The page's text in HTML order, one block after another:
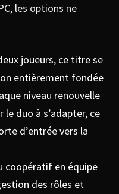
les options ne
joueurs, ce titre se
entièrement fondée
niveau renouvelle
duo à s’adapter, ce
d’entrée vers la
coopératif en équipe
des rôles et